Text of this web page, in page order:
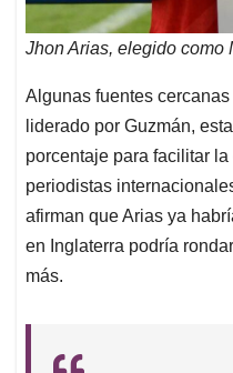
Jhon Arias, elegido como
Algunas fuentes
liderado por Guzmán,
porcentaje para facilitar
periodistas
afirman que Arias ya
en Inglaterra podría rondar
más.